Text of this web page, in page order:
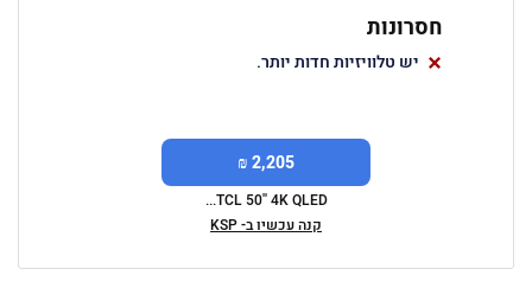
חסרונות
יש טלוויזיות חדות יותר.
2,205 ₪
TCL 50'' 4K QLED...
קנה עכשיו ב- KSP